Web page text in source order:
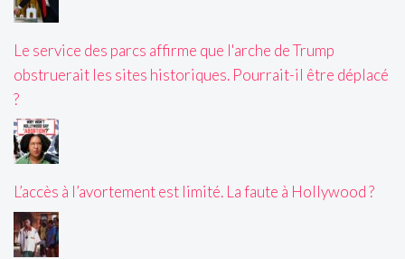
Le service des parcs affirme que l'arche de Trump
obstruerait les sites historiques. Pourrait-il être déplacé
?
L’accès à l’avortement est limité. La faute à Hollywood ?